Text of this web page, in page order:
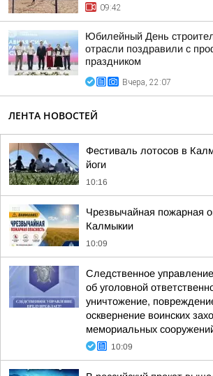
09:42
Юбилейный День
отрасли поздравили с
праздником
Вчера, 22:07
ЛЕНТА НОВОСТЕЙ
Фестиваль лотосов в
йоги
10:16
Чрезвычайная пожарная
Калмыкии
10:09
Следственное
об уголовной
уничтожение,
осквернение воинских
мемориальных
10:09